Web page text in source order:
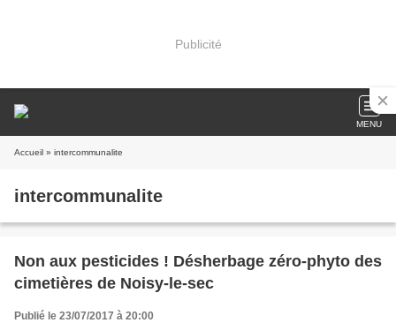
Publicité
MENU
Accueil » intercommunalite
intercommunalite
Non aux pesticides ! Désherbage zéro-phyto des
cimetières de Noisy-le-sec
Publié le 23/07/2017 à 20:00